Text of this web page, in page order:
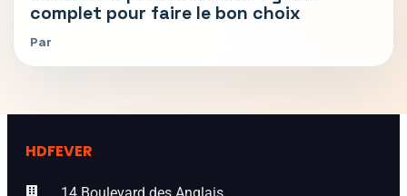
complet pour faire le bon choix
Par
HDFEVER